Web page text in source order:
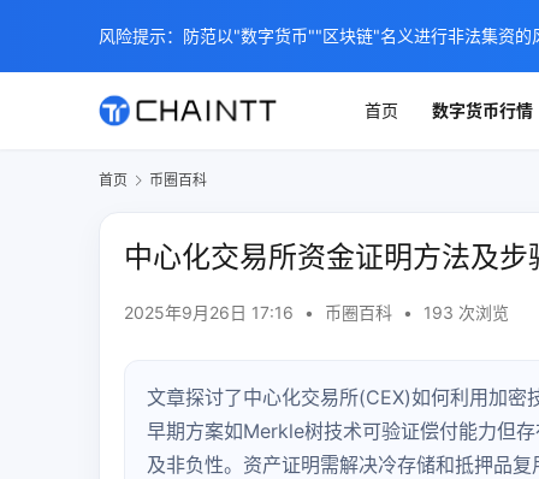
首页 数字货币行情
首页 币圈百科
中心化交易所资金证明方法及步
2025年9月26日 17:16 • 币圈百科 • 193 次浏览
文章探讨了中心化交易所(CEX)如何利用加密
早期方案如Merkle树技术可验证偿付能力但
及非负性。资产证明需解决冷存储和抵押品
风险提示：防范以"数字货币""区块链"名义进行非法集资的